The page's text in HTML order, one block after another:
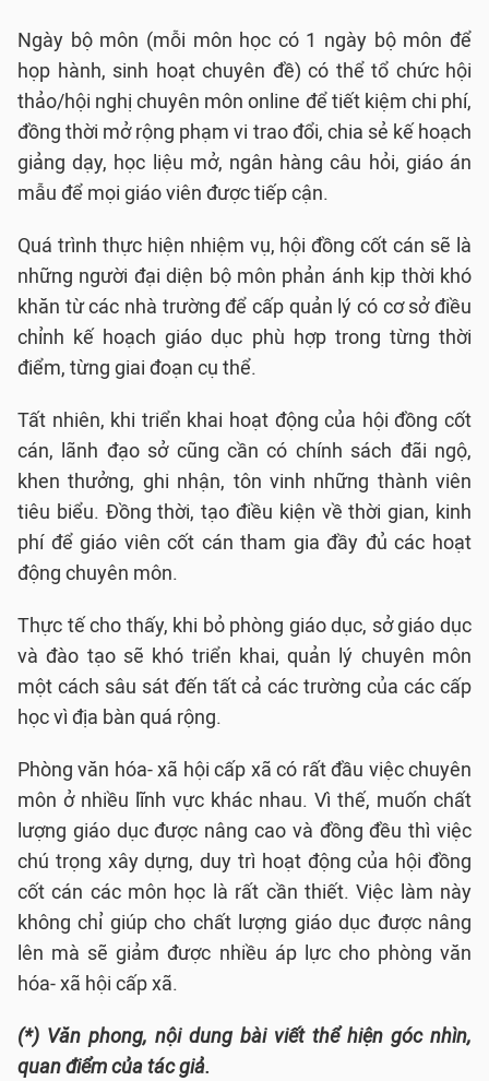
Ngày bộ môn (mỗi môn học có 1 ngày bộ môn để
họp hành, sinh hoạt chuyên đề) có thể tổ chức hội
thảo/hội nghị chuyên môn online để tiết kiệm chi phí,
đồng thời mở rộng phạm vi trao đổi, chia sẻ kế hoạch
giảng dạy, học liệu mở, ngân hàng câu hỏi, giáo án
mẫu để mọi giáo viên được tiếp cận.
Quá trình thực hiện nhiệm vụ, hội đồng cốt cán sẽ là
những người đại diện bộ môn phản ánh kịp thời khó
khăn từ các nhà trường để cấp quản lý có cơ sở điều
chỉnh kế hoạch giáo dục phù hợp trong từng thời
điểm, từng giai đoạn cụ thể.
Tất nhiên, khi triển khai hoạt động của hội đồng cốt
cán, lãnh đạo sở cũng cần có chính sách đãi ngộ,
khen thưởng, ghi nhận, tôn vinh những thành viên
tiêu biểu. Đồng thời, tạo điều kiện về thời gian, kinh
phí để giáo viên cốt cán tham gia đầy đủ các hoạt
động chuyên môn.
Thực tế cho thấy, khi bỏ phòng giáo dục, sở giáo dục
và đào tạo sẽ khó triển khai, quản lý chuyên môn
một cách sâu sát đến tất cả các trường của các cấp
học vì địa bàn quá rộng.
Phòng văn hóa- xã hội cấp xã có rất đầu việc chuyên
môn ở nhiều lĩnh vực khác nhau. Vì thế, muốn chất
lượng giáo dục được nâng cao và đồng đều thì việc
chú trọng xây dựng, duy trì hoạt động của hội đồng
cốt cán các môn học là rất cần thiết. Việc làm này
không chỉ giúp cho chất lượng giáo dục được nâng
lên mà sẽ giảm được nhiều áp lực cho phòng văn
hóa- xã hội cấp xã.
(*) Văn phong, nội dung bài viết thể hiện góc nhìn,
quan điểm của tác giả.